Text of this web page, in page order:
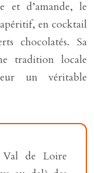
et d’amande, le
en cocktail
chocolatés. Sa
tradition locale
un véritable
Val de Loire